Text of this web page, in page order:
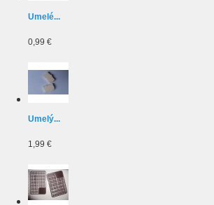
Umelé...
0,99 €
Umelý...
1,99 €